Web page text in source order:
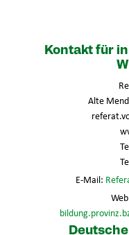
Kontakt für
Alte
E-Mail: